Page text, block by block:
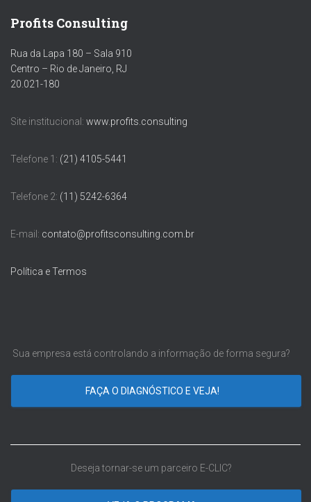
Profits Consulting
Rua da Lapa 180 – Sala 910
Centro – Rio de Janeiro, RJ
20.021-180
Site institucional: www.profits.consulting
Telefone 1: (21) 4105-5441
Telefone 2: (11) 5242-6364
E-mail: contato@profitsconsulting.com.br
Política e Termos
Sua empresa está controlando a informação de forma segura?
FAÇA O DIAGNÓSTICO E VEJA!
Deseja tornar-se um parceiro E-CLIC?